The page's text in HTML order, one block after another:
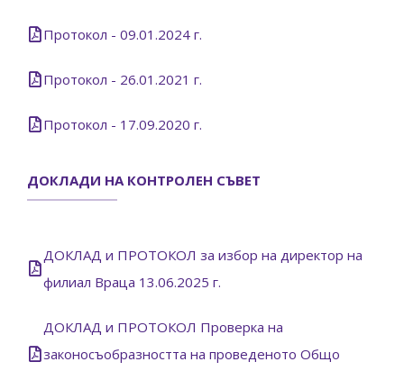
Протокол - 09.01.2024 г.
Протокол - 26.01.2021 г.
Протокол - 17.09.2020 г.
ДОКЛАДИ НА КОНТРОЛЕН СЪВЕТ
ДОКЛАД и ПРОТОКОЛ за избор на директор на
филиал Враца 13.06.2025 г.
ДОКЛАД и ПРОТОКОЛ Проверка на
законосъобразността на проведеното Общо